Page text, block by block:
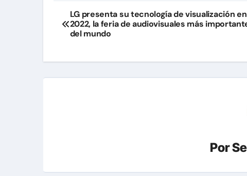
Navegación
de
LG presenta su tecnología de visualización en
2022, la feria de audiovisuales más
del mundo
Por